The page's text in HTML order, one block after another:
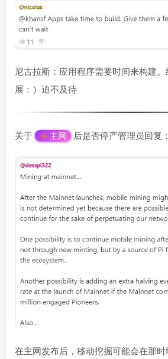
尼古拉斯：应用程序需要时间来构建
展：）迫不及待
关于 主网 后是否停产管理员回复：
在主网发布后，移动挖掘可能会在那